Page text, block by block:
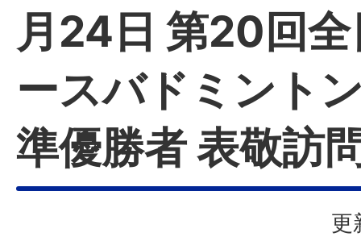
月24日 第20回
ースバドミント
準優勝者 表敬訪
更